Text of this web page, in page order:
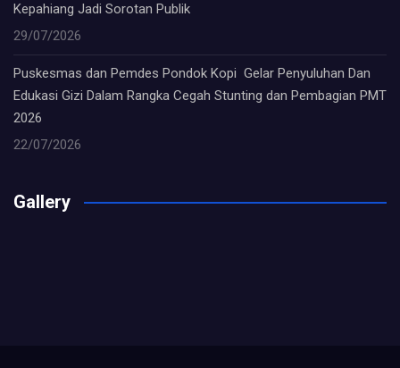
Kepahiang Jadi Sorotan Publik
29/07/2026
Puskesmas dan Pemdes Pondok Kopi Gelar Penyuluhan Dan
Edukasi Gizi Dalam Rangka Cegah Stunting dan Pembagian PMT
2026
22/07/2026
Gallery